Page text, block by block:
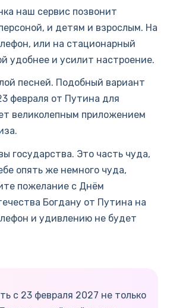
наш сервис позвонит
и детям и взрослым. На
или на стационарный
удобнее и усилит настроение.
песней. Подобный вариант
февраля от Путина для
великолепным приложением
государства. Это часть чуда,
опять же немного чуда,
пожелание с Днём
Богдану от Путина на
и удивлению не будет
с 23 февраля 2027 не только